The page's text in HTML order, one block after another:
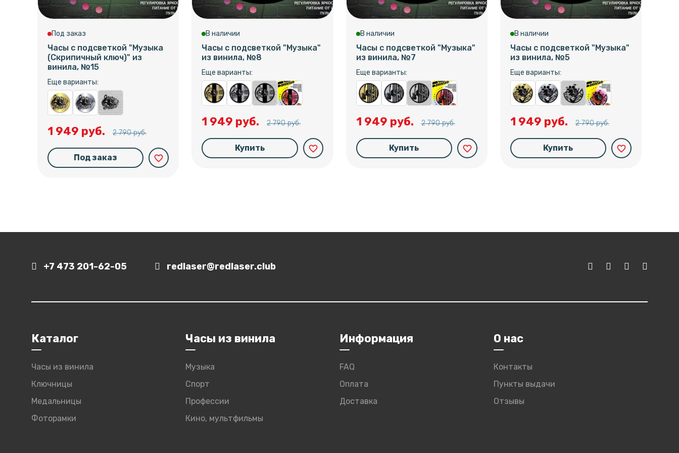
Под заказ
Часы с подсветкой "Музыка
(Скрипичный ключ)" из
винила, №15
Еще варианты:
1 949 руб. 2 790 руб.
Под заказ favorite_border
В наличии
Часы с подсветкой "Музыка"
из винила, №8
Еще варианты:
1 949 руб. 2 790 руб.
Купить favorite_border
В наличии
Часы с подсветкой "Музыка"
из винила, №7
Еще варианты:
1 949 руб. 2 790 руб.
Купить favorite_border
В наличии
Часы с подсветкой "Музыка"
из винила, №5
Еще варианты:
1 949 руб. 2 790 руб.
Купить favorite_border
+7 473 201-62-05 redlaser@redlaser.club
Каталог
Часы из винила
Ключницы
Медальницы
Фоторамки
Часы из винила
Музыка
Спорт
Профессии
Кино, мультфильмы
Информация
FAQ
Оплата
Доставка
О нас
Контакты
Пункты выдачи
Отзывы